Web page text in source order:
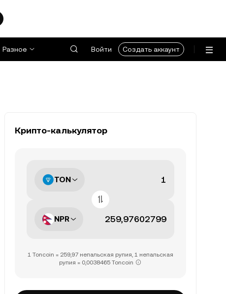
Разное Войти Создать аккаунт
Крипто-калькулятор
TON
NPR
1 Toncoin = 259,97 непальская рупия, 1 непальская
рупия = 0,0038465 Toncoin